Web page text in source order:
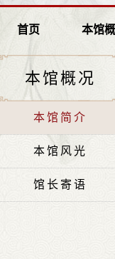
首页 本馆
本馆概况
本馆简介
本馆风光
馆长寄语